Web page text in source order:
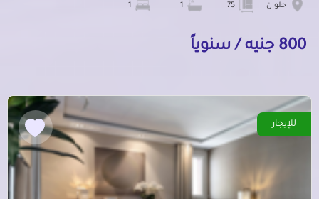
حلوان
800 جنيه / سنوياً
للإيجار